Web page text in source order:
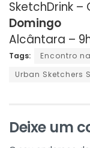
SketchDrink
Domingo
Alcântara –
Tags: Encontro
Urban Sketchers
Deixe um